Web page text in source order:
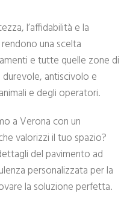
l’affidabilità e la
una scelta
e tutte quelle zone di
antiscivolo e
e degli operatori.
a Verona con un
valorizzi il tuo spazio?
del pavimento ad
personalizzata per la
la soluzione perfetta.